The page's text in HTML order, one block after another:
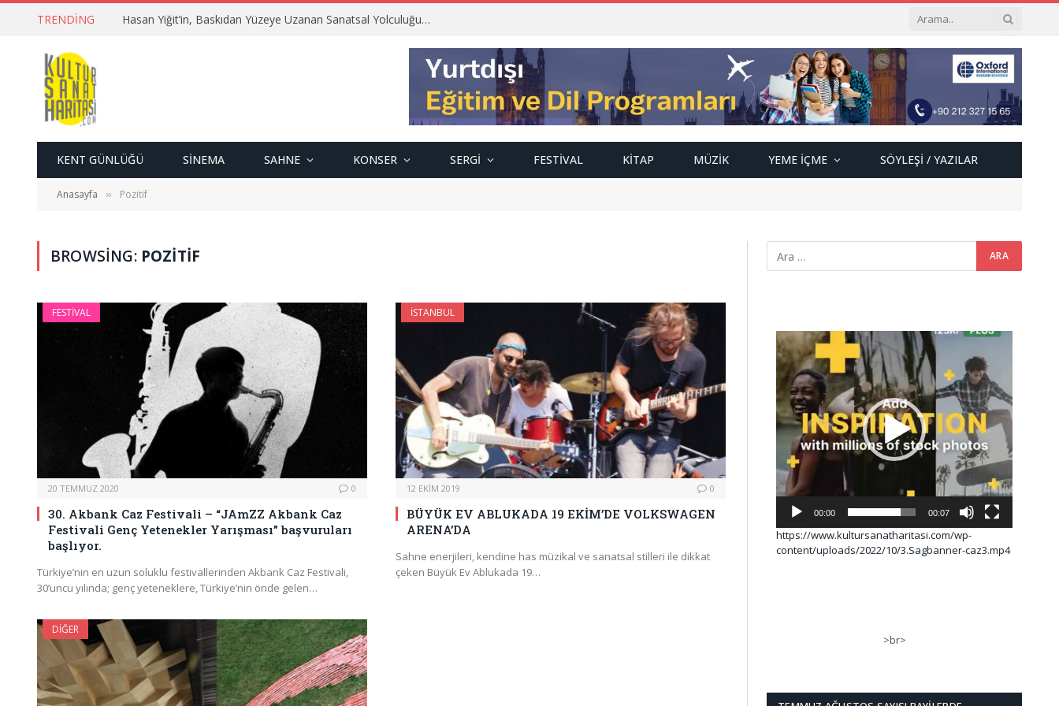
TRENDING Hasan Yiğit’in, Baskıdan Yüzeye Uzanan Sanatsal Yolculuğu…
KENT GÜNLÜĞÜ SINEMA SAHNE KONSER SERGI FESTIVAL KITAP MÜZIK YEME İÇME SÖYLEŞI / YAZILAR
Anasayfa » Pozitif
BROWSING: POZITIF
FESTIVAL
20 TEMMUZ 2020 0
30. Akbank Caz Festivali – “JAmZZ Akbank Caz
Festivali Genç Yetenekler Yarışması” başvuruları
başlıyor.
Türkiye’nin en uzun soluklu festivallerinden Akbank Caz Festivali,
30’uncu yılında; genç yeteneklere, Türkiye’nin önde gelen…
İSTANBUL
12 EKIM 2019 0
BÜYÜK EV ABLUKADA 19 EKİM’DE VOLKSWAGEN
ARENA’DA
Sahne enerjileri, kendine has müzikal ve sanatsal stilleri ile dikkat
çeken Büyük Ev Ablukada 19…
DIĞER
Video
oynatıcı
00:00 00:07
https://www.kultursanatharitasi.com/wp-
content/uploads/2022/10/3.Sagbanner-caz3.mp4
>br>